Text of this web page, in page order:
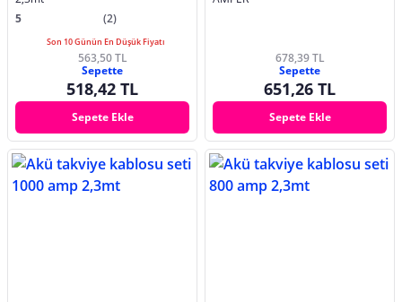
5
(2)
Son 10 Günün En Düşük Fiyatı
563,50 TL
Sepette
518,42 TL
Sepete Ekle
678,39 TL
Sepette
651,26 TL
Sepete Ekle